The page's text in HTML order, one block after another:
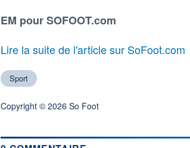
EM pour SOFOOT.com
Lire la suite de l'article sur SoFoot.com
Sport
Copyright © 2026 So Foot